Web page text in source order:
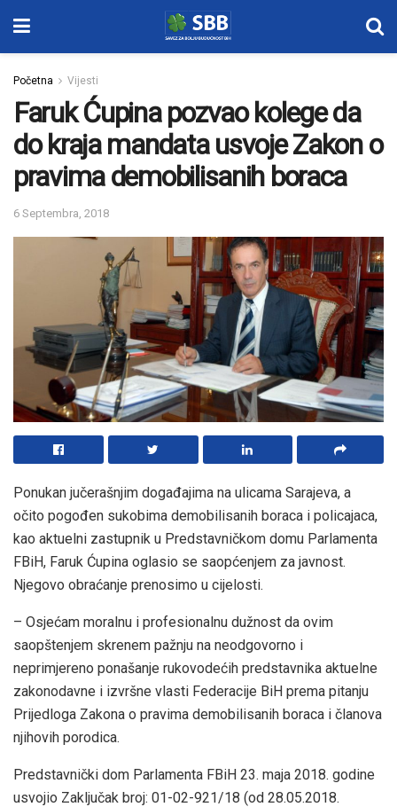
Početna Vijesti
Faruk Ćupina pozvao kolege da
do kraja mandata usvoje Zakon o
pravima demobilisanih boraca
6 Septembra, 2018
Ponukan jučerašnjim događajima na ulicama Sarajeva, a
očito pogođen sukobima demobilisanih boraca i policajaca,
kao aktuelni zastupnik u Predstavničkom domu Parlamenta
FBiH, Faruk Ćupina oglasio se saopćenjem za javnost.
Njegovo obraćanje prenosimo u cijelosti.
– Osjećam moralnu i profesionalnu dužnost da ovim
saopštenjem skrenem pažnju na neodgovorno i
neprimjereno ponašanje rukovodećih predstavnika aktuelne
zakonodavne i izvršne vlasti Federacije BiH prema pitanju
Prijedloga Zakona o pravima demobilisanih boraca i članova
njihovih porodica.
Predstavnički dom Parlamenta FBiH 23. maja 2018. godine
usvojio Zaključak broj: 01-02-921/18 (od 28.05.2018.